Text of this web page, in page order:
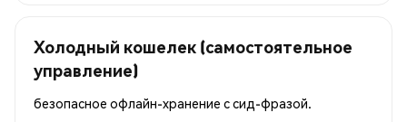
Холодный кошелек (самостоятельное
управление)
безопасное офлайн-хранение с сид-фразой.